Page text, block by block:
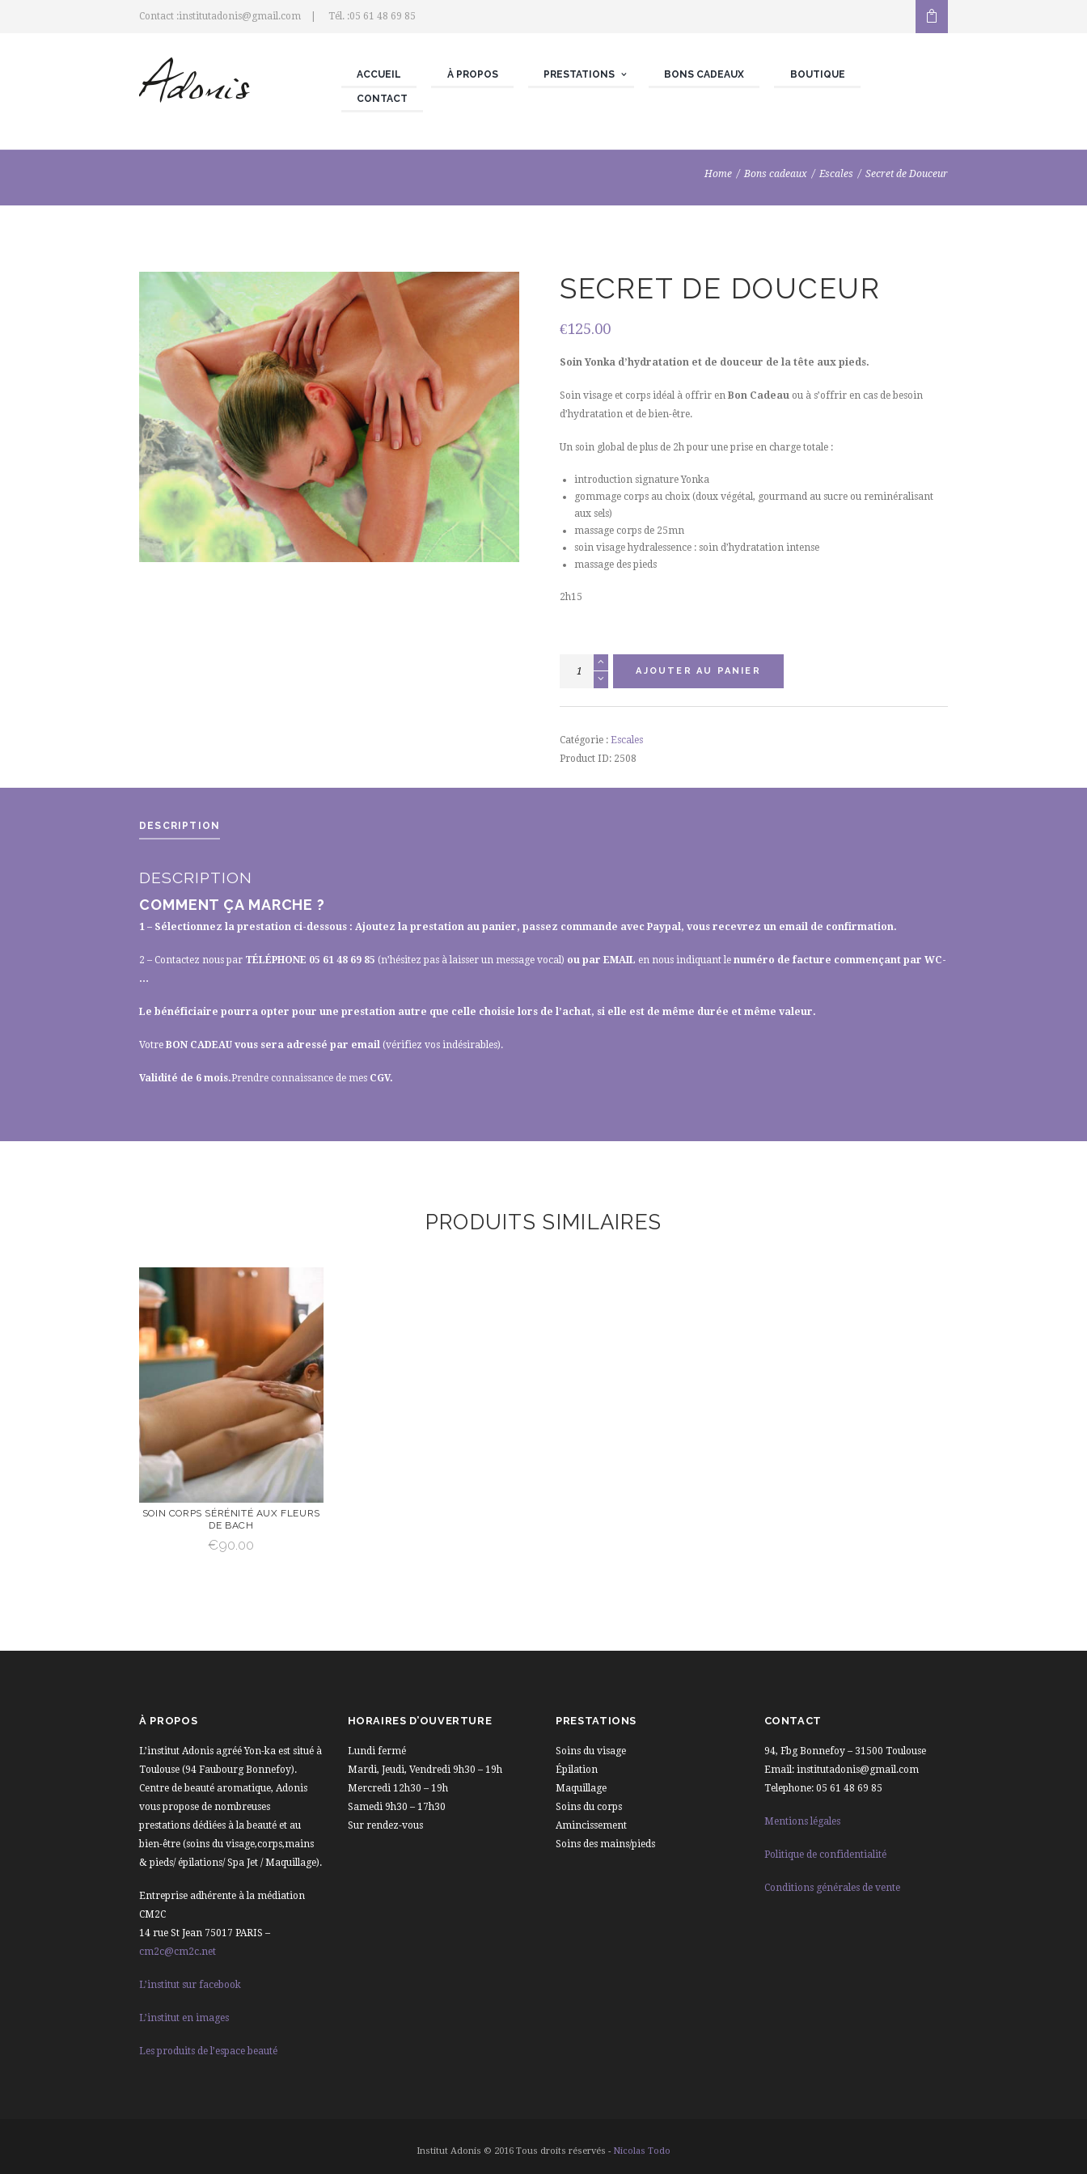
Contact :institutadonis@gmail.com Tél. :05 61 48 69 85
ACCUEIL À PROPOS PRESTATIONS BONS CADEAUX BOUTIQUE
CONTACT
Home Bons cadeaux Escales Secret de Douceur
SECRET DE DOUCEUR
€125.00
Soin Yonka d’hydratation et de douceur de la tête aux pieds.
Soin visage et corps idéal à offrir en Bon Cadeau ou à s’offrir en cas de besoin
d’hydratation et de bien-être.
Un soin global de plus de 2h pour une prise en charge totale :
introduction signature Yonka
gommage corps au choix (doux végétal, gourmand au sucre ou reminéralisant
aux sels)
massage corps de 25mn
soin visage hydralessence : soin d’hydratation intense
massage des pieds
2h15
Douceur
AJOUTER AU PANIER
Catégorie : Escales
Product ID: 2508
DESCRIPTION
DESCRIPTION
COMMENT ÇA MARCHE ?
1 – Sélectionnez la prestation ci-dessous : Ajoutez la prestation au panier, passez commande avec Paypal, vous recevrez un email de confirmation.
2 – Contactez nous par TÉLÉPHONE 05 61 48 69 85 (n’hésitez pas à laisser un message vocal) ou par EMAIL en nous indiquant le numéro de facture commençant par WC-
…
Le bénéficiaire pourra opter pour une prestation autre que celle choisie lors de l’achat, si elle est de même durée et même valeur.
Votre BON CADEAU vous sera adressé par email (vérifiez vos indésirables).
Validité de 6 mois.Prendre connaissance de mes CGV.
PRODUITS SIMILAIRES
SOIN CORPS SÉRÉNITÉ AUX FLEURS
DE BACH
€90.00
À PROPOS
L’institut Adonis agréé Yon-ka est situé à
Toulouse (94 Faubourg Bonnefoy).
Centre de beauté aromatique, Adonis
vous propose de nombreuses
prestations dédiées à la beauté et au
bien-être (soins du visage,corps,mains
& pieds/ épilations/ Spa Jet / Maquillage).
Entreprise adhérente à la médiation
CM2C
14 rue St Jean 75017 PARIS –
cm2c@cm2c.net
L’institut sur facebook
L’institut en images
Les produits de l’espace beauté
HORAIRES D’OUVERTURE
Lundi fermé
Mardi, Jeudi, Vendredi 9h30 – 19h
Mercredi 12h30 – 19h
Samedi 9h30 – 17h30
Sur rendez-vous
PRESTATIONS
Soins du visage
Épilation
Maquillage
Soins du corps
Amincissement
Soins des mains/pieds
CONTACT
94, Fbg Bonnefoy – 31500 Toulouse
Email: institutadonis@gmail.com
Telephone: 05 61 48 69 85
Mentions légales
Politique de confidentialité
Conditions générales de vente
Institut Adonis © 2016 Tous droits réservés - Nicolas Todo